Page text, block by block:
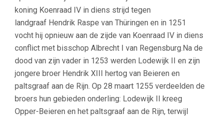
koning Koenraad IV in diens strijd tegen
landgraaf Hendrik Raspe van Thüringen en in 1251
vocht hij opnieuw aan de zijde van Koenraad IV in diens
conflict met bisschop Albrecht I van Regensburg.Na de
dood van zijn vader in 1253 werden Lodewijk II en zijn
jongere broer Hendrik XIII hertog van Beieren en
paltsgraaf aan de Rijn. Op 28 maart 1255 verdeelden de
broers hun gebieden onderling: Lodewijk II kreeg
Opper-Beieren en het paltsgraaf aan de Rijn, terwijl